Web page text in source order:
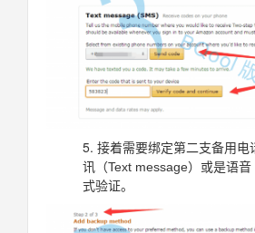
接着需要绑定第二支备用电
讯（Text message）或是语音
式验证。